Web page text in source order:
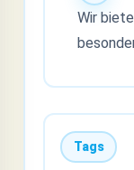
Wir
Tags